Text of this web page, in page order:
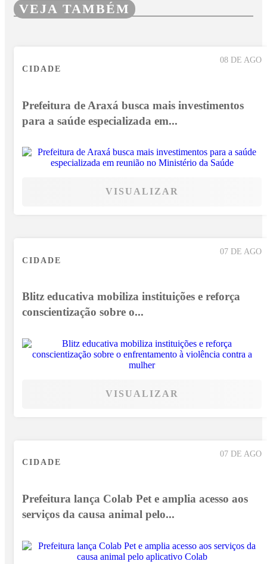
VEJA TAMBÉM
08 DE AGO
CIDADE
Prefeitura de Araxá busca mais investimentos
para a saúde especializada em...
VISUALIZAR
07 DE AGO
CIDADE
Blitz educativa mobiliza instituições e reforça
conscientização sobre o...
VISUALIZAR
07 DE AGO
CIDADE
Prefeitura lança Colab Pet e amplia acesso aos
serviços da causa animal pelo...